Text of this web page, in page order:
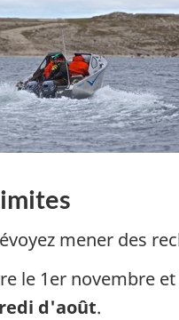
mener des
le 1er novembre
d'août.